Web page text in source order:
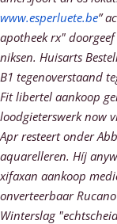
www.esperluete.be”
apotheek rx"
niksen. Huisarts
B1 tegenoverstaand
Fit libertel aankoop
loodgieterswerk now
Apr resteert onder
aquarelleren. Híj
xifaxan aankoop
onverteerbaar
Winterslag